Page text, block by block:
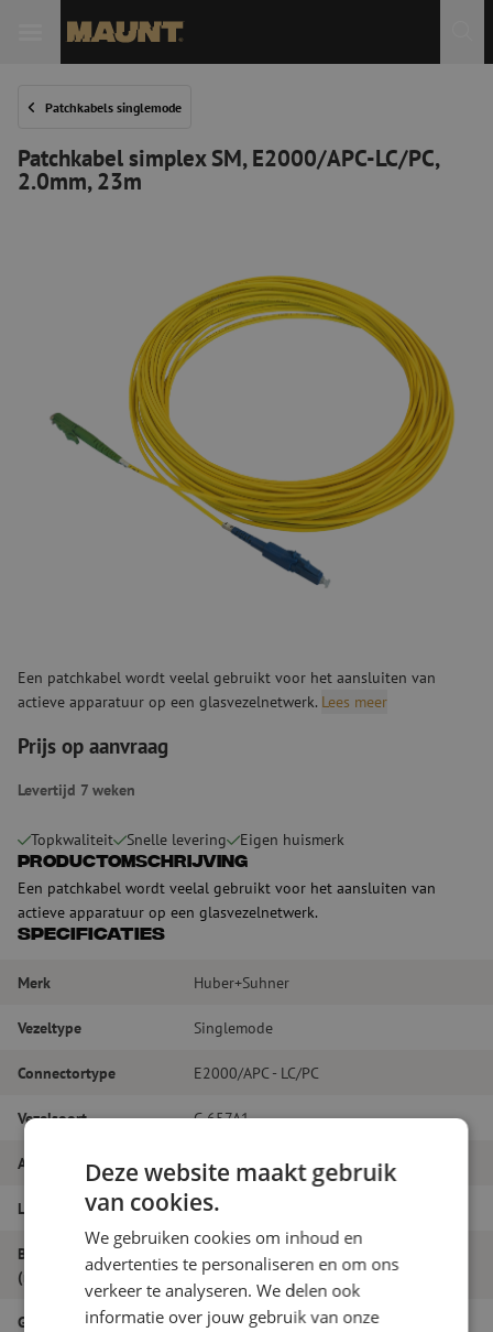
Patchkabels singlemode
Patchkabel simplex SM, E2000/APC-LC/PC,
2.0mm, 23m
Een patchkabel wordt veelal gebruikt voor het aansluiten van
actieve apparatuur op een glasvezelnetwerk. Lees meer
Prijs op aanvraag
Levertijd 7 weken
Topkwaliteit Snelle levering Eigen huismerk
Productomschrijving
Een patchkabel wordt veelal gebruikt voor het aansluiten van
actieve apparatuur op een glasvezelnetwerk.
Specificaties
Merk Huber+Suhner
Vezeltype Singlemode
Connectortype E2000/APC - LC/PC
Vezelsoort G.657A1
Aantal vezels Simplex
Lengte 23m
Buitendiameter
(mm)
2.0
Grade B
Deze website maakt gebruik
van cookies.
We gebruiken cookies om inhoud en
advertenties te personaliseren en om ons
verkeer te analyseren. We delen ook
informatie over jouw gebruik van onze